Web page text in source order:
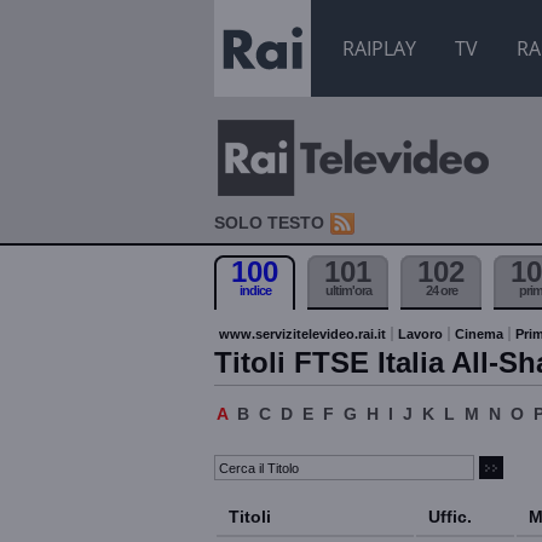
RAIPLAY TV
SOLO TESTO
100
indice
101
ultim'ora
102
24 ore
www.servizitelevideo.rai.it Lavoro Cinema
Titoli FTSE Italia All-
A B C D E F G H I J K L M N O
Titoli Uffic.